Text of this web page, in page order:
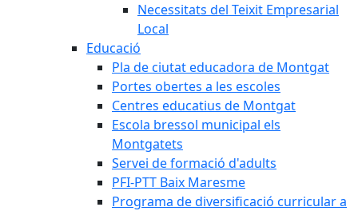
Necessitats del Teixit Empresarial
Local
Educació
Pla de ciutat educadora de Montgat
Portes obertes a les escoles
Centres educatius de Montgat
Escola bressol municipal els
Montgatets
Servei de formació d'adults
PFI-PTT Baix Maresme
Programa de diversificació curricular a